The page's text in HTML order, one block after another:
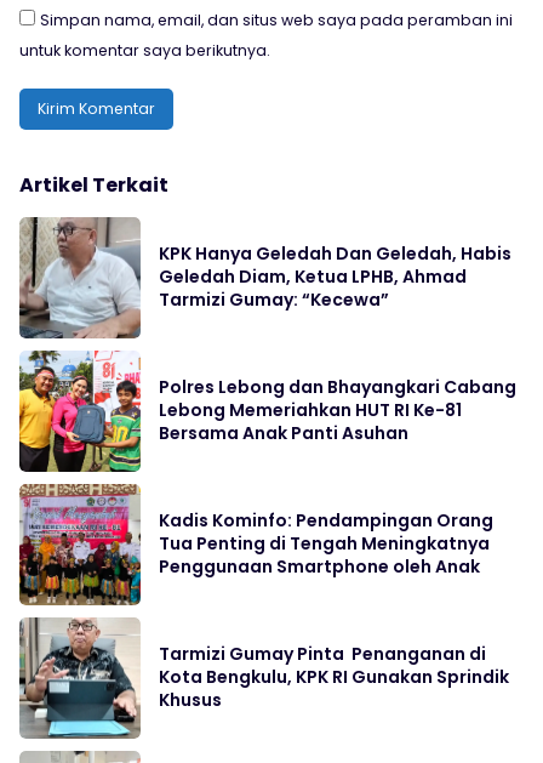
Simpan nama, email, dan situs web saya pada peramban ini
untuk komentar saya berikutnya.
Artikel Terkait
KPK Hanya Geledah Dan Geledah, Habis
Geledah Diam, Ketua LPHB, Ahmad
Tarmizi Gumay: “Kecewa”
Polres Lebong dan Bhayangkari Cabang
Lebong Memeriahkan HUT RI Ke-81
Bersama Anak Panti Asuhan
Kadis Kominfo: Pendampingan Orang
Tua Penting di Tengah Meningkatnya
Penggunaan Smartphone oleh Anak
Tarmizi Gumay Pinta Penanganan di
Kota Bengkulu, KPK RI Gunakan Sprindik
Khusus